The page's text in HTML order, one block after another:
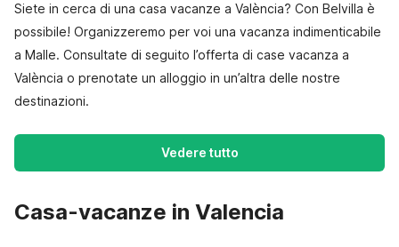
Siete in cerca di una casa vacanze a València? Con Belvilla è
possibile! Organizzeremo per voi una vacanza indimenticabile
a Malle. Consultate di seguito l’offerta di case vacanza a
València o prenotate un alloggio in un’altra delle nostre
destinazioni.
Vedere tutto
Casa-vacanze in Valencia